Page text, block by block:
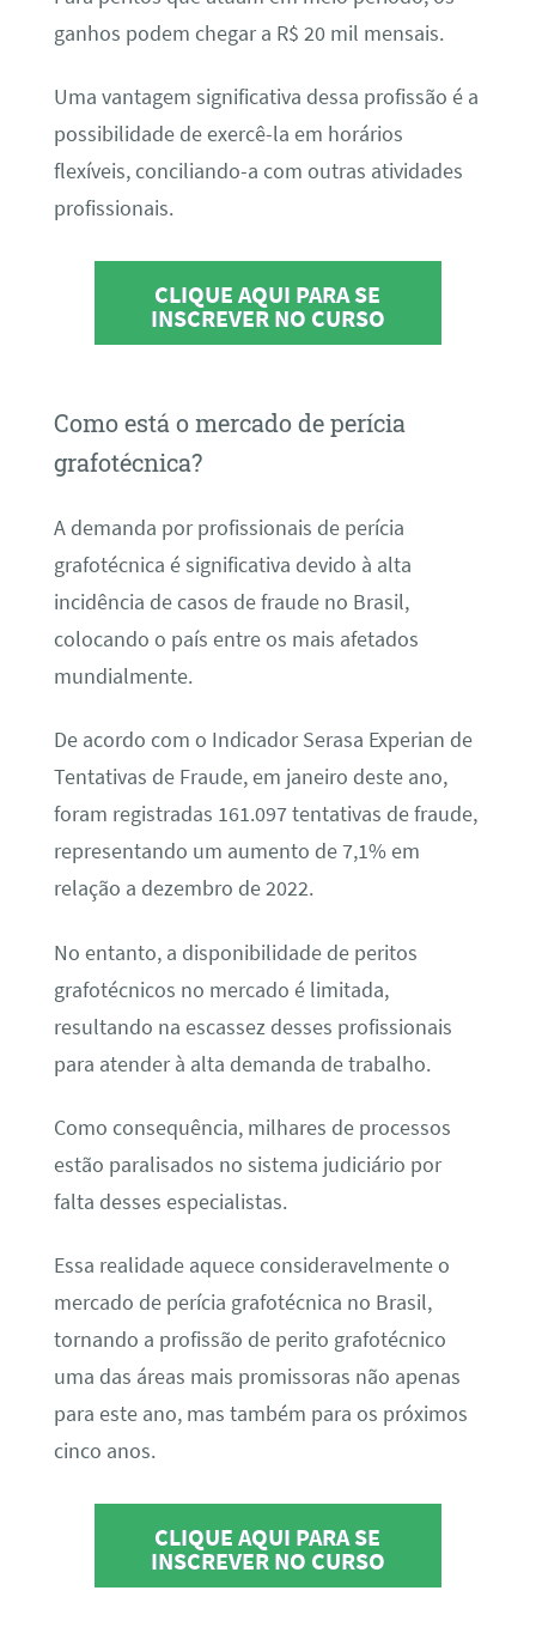
ganhos podem chegar a R$ 20 mil mensais.
Uma vantagem significativa dessa profissão é a
possibilidade de exercê-la em horários
flexíveis, conciliando-a com outras atividades
profissionais.
CLIQUE AQUI PARA SE
INSCREVER NO CURSO
Como está o mercado de perícia
grafotécnica?
A demanda por profissionais de perícia
grafotécnica é significativa devido à alta
incidência de casos de fraude no Brasil,
colocando o país entre os mais afetados
mundialmente.
De acordo com o Indicador Serasa Experian de
Tentativas de Fraude, em janeiro deste ano,
foram registradas 161.097 tentativas de fraude,
representando um aumento de 7,1% em
relação a dezembro de 2022.
No entanto, a disponibilidade de peritos
grafotécnicos no mercado é limitada,
resultando na escassez desses profissionais
para atender à alta demanda de trabalho.
Como consequência, milhares de processos
estão paralisados no sistema judiciário por
falta desses especialistas.
Essa realidade aquece consideravelmente o
mercado de perícia grafotécnica no Brasil,
tornando a profissão de perito grafotécnico
uma das áreas mais promissoras não apenas
para este ano, mas também para os próximos
cinco anos.
CLIQUE AQUI PARA SE
INSCREVER NO CURSO